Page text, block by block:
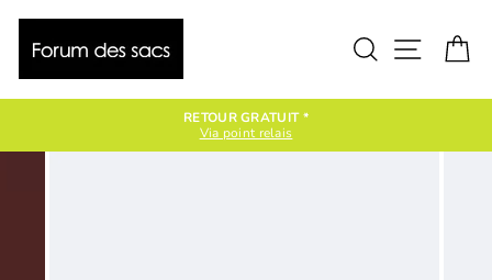
Rechercher
RETOUR GRATUIT *
Via point relais